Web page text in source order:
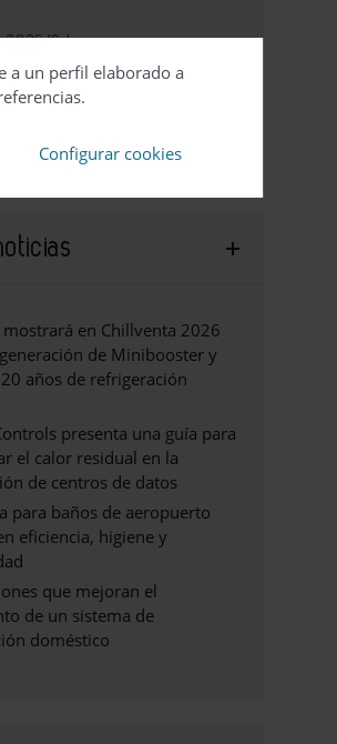
2026/Salamanca
de Cogeneración
en Chillventa 2026
de Minibooster y
años de refrigeración
presenta una guía para
el calor residual en la
de centros de datos
para baños de aeropuerto
eficiencia, higiene y
que mejoran el
de un sistema de
doméstico
a un perfil elaborado a
Configurar cookies